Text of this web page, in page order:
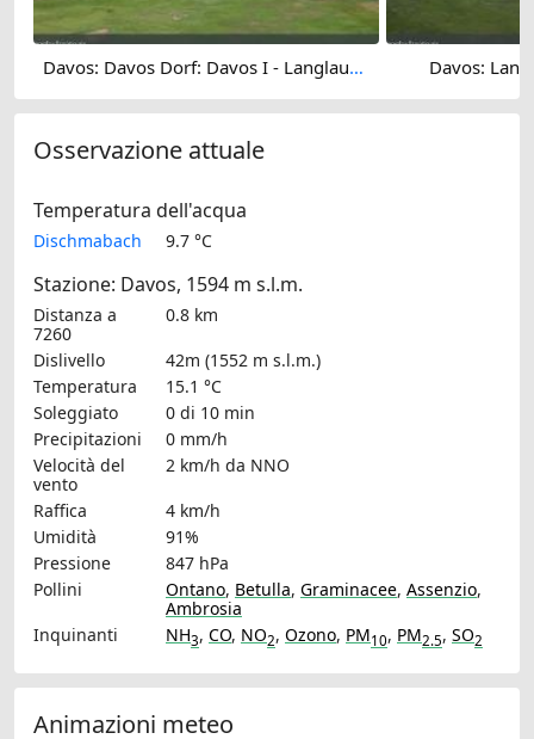
Davos: Davos Dorf: Davos I - Langlaufzentrum Davos:
Osservazione attuale
Temperatura dell'acqua
Dischmabach 9.7 °C
Stazione: Davos, 1594 m s.l.m.
Distanza a
7260
0.8 km
Dislivello
42m (1552 m s.l.m.)
Temperatura
15.1 °C
Soleggiato
0 di 10 min
Precipitazioni
0 mm/h
Velocità del
vento
2 km/h da NNO
Raffica
4 km/h
Umidità
91%
Pressione
847 hPa
Pollini
Ontano, Betulla, Graminacee, Assenzio,
Ambrosia
Inquinanti
NH3, CO, NO2, Ozono, PM10, PM2.5, SO2
Animazioni meteo